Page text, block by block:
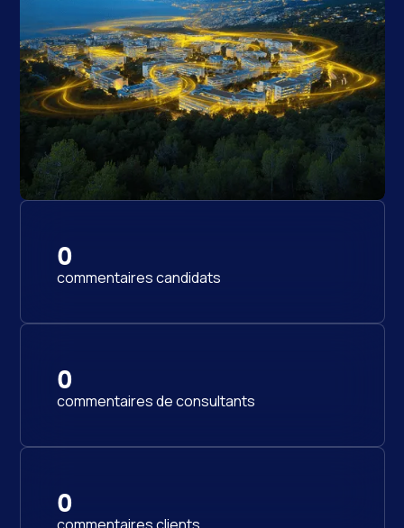
0
commentaires candidats
0
commentaires de consultants
0
commentaires clients